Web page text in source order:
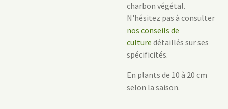
charbon végétal.
N'hésitez pas à consulter
nos conseils de
culture détaillés sur ses
spécificités.
En plants de 10 à 20 cm
selon la saison.